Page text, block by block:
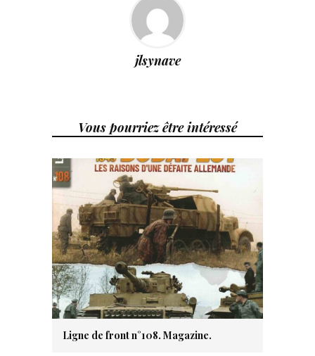
jlsynave
Vous pourriez être intéressé
Ligne de front n°108. Magazine.